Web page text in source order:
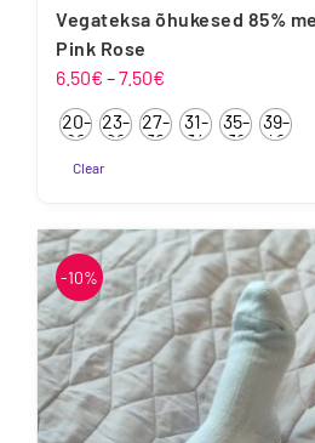
Vegateksa õhukesed 85%
Pink Rose
6.50€ –7.50€
6.50€
kuni
20-
22
23-
26
27-
30
31-
34
35-
38
39-
42
Clear
tootel
on
mitu
varianti.
Valikuid
saab
teha
tootelehel.
-10%